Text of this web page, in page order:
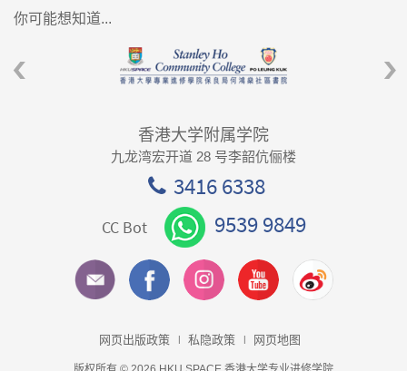
你可能想知道...
香港大学附属学院
九龙湾宏开道 28 号李韶伉俪楼
3416 6338
CC Bot 9539 9849
网页出版政策 私隐政策 网页地图